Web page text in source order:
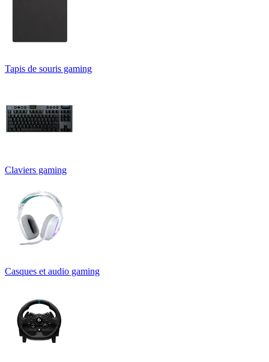
Tapis de souris gaming
Claviers gaming
Casques et audio gaming